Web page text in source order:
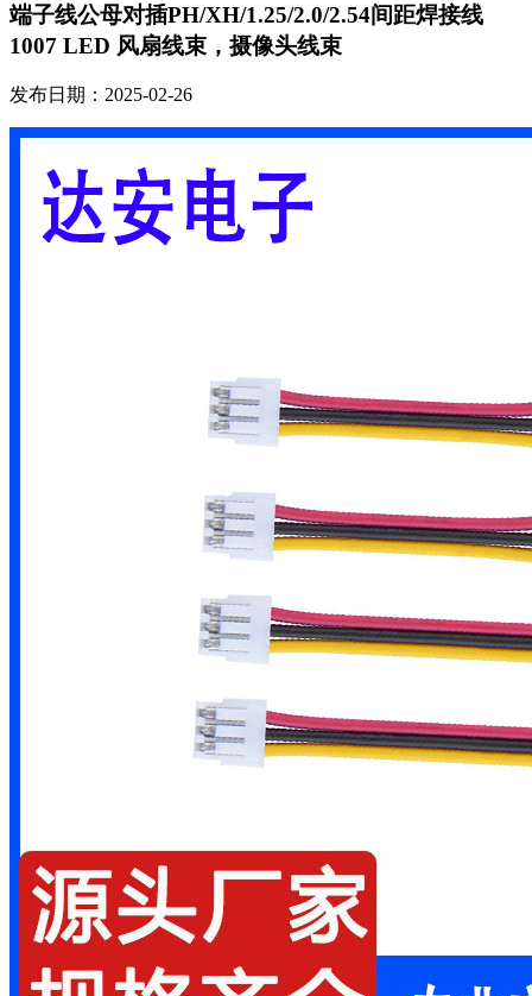
端子线公母对插PH/XH/1.25/2.0/2.54间距焊接线
1007 LED 风扇线束，摄像头线束
发布日期：2025-02-26